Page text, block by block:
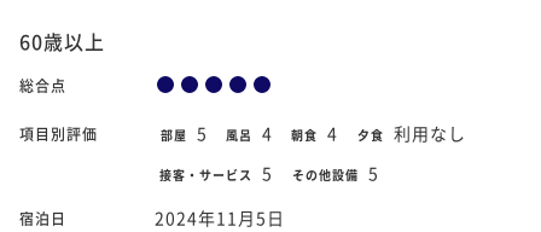
60歳以上
総合点
項目別評価 部屋 5 風呂 4 朝食 4 夕食 利用なし
接客・サービス 5 その他設備 5
宿泊日 2024年11月5日